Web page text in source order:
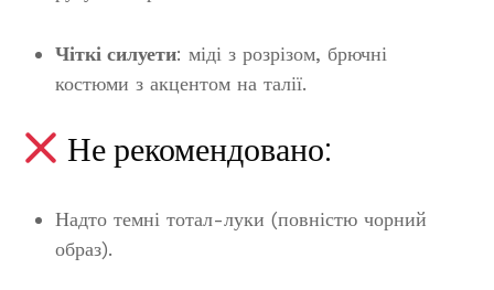
Чіткі силуети: міді з розрізом, брючні
костюми з акцентом на талії.
Не рекомендовано:
Надто темні тотал-луки (повністю чорний
образ).